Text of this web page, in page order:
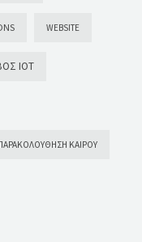
WEBSITE
ΙΟΤ
ΚΑΙΡΟΎ